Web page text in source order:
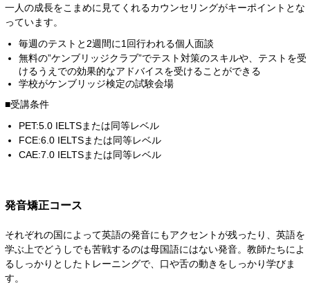
一人の成長をこまめに見てくれるカウンセリングがキーポイントとな
っています。
毎週のテストと2週間に1回行われる個人面談
無料の”ケンブリッジクラブ”でテスト対策のスキルや、テストを受
けるうえでの効果的なアドバイスを受けることができる
学校がケンブリッジ検定の試験会場
■受講条件
PET:5.0 IELTSまたは同等レベル
FCE:6.0 IELTSまたは同等レベル
CAE:7.0 IELTSまたは同等レベル
発音矯正コース
それぞれの国によって英語の発音にもアクセントが残ったり、英語を
学ぶ上でどうしでも苦戦するのは母国語にはない発音。教師たちによ
るしっかりとしたトレーニングで、口や舌の動きをしっかり学びま
す。